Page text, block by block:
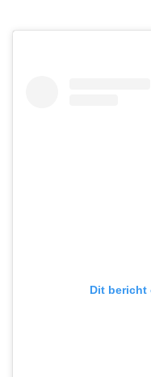
Dit bericht